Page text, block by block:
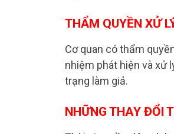
THẨM QUYỀN XỬ
Cơ quan có thẩm
nhiệm phát hiện và xử
trạng làm giả.
NHỮNG THAY ĐỔI